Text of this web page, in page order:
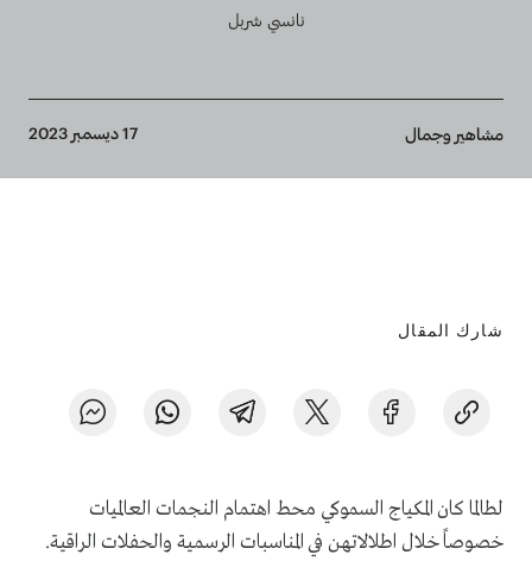
نانسي شربل
Breadcrumb
مشاهير وجمال 17 ديسمبر 2023
شارك المقال
لطالما كان المكياج السموكي محط اهتمام النجمات العالميات
خصوصاً خلال اطلالاتهن في المناسبات الرسمية والحفلات الراقية.